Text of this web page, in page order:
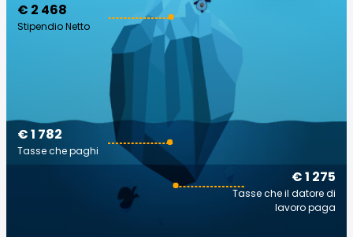
€ 2 468
Stipendio Netto
€ 1 275
Tasse che il datore di
lavoro paga
€ 1 782
Tasse che paghi